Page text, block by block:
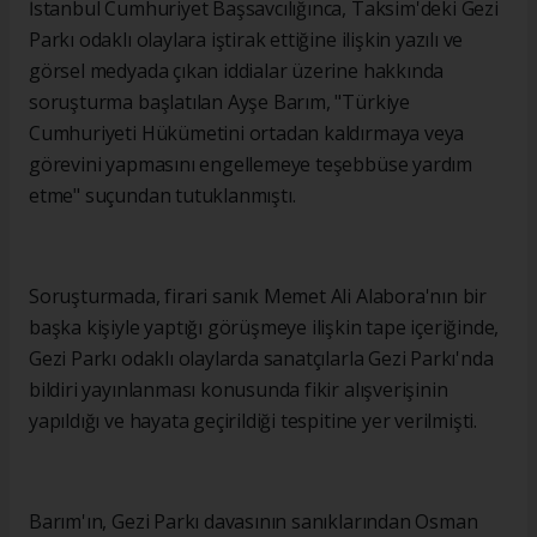
İstanbul Cumhuriyet Başsavcılığınca, Taksim'deki Gezi
Parkı odaklı olaylara iştirak ettiğine ilişkin yazılı ve
görsel medyada çıkan iddialar üzerine hakkında
soruşturma başlatılan Ayşe Barım, "Türkiye
Cumhuriyeti Hükümetini ortadan kaldırmaya veya
görevini yapmasını engellemeye teşebbüse yardım
etme" suçundan tutuklanmıştı.
Soruşturmada, firari sanık Memet Ali Alabora'nın bir
başka kişiyle yaptığı görüşmeye ilişkin tape içeriğinde,
Gezi Parkı odaklı olaylarda sanatçılarla Gezi Parkı'nda
bildiri yayınlanması konusunda fikir alışverişinin
yapıldığı ve hayata geçirildiği tespitine yer verilmişti.
Barım'ın, Gezi Parkı davasının sanıklarından Osman